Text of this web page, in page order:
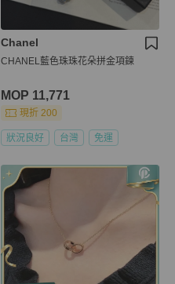
Chanel
CHANEL藍色珠珠花朵拼金項鍊
MOP 11,771
現折 200
狀況良好 台灣 免運